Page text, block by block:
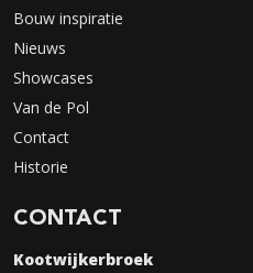
Bouw inspiratie
Nieuws
Showcases
Van de Pol
Contact
Historie
CONTACT
Kootwijkerbroek